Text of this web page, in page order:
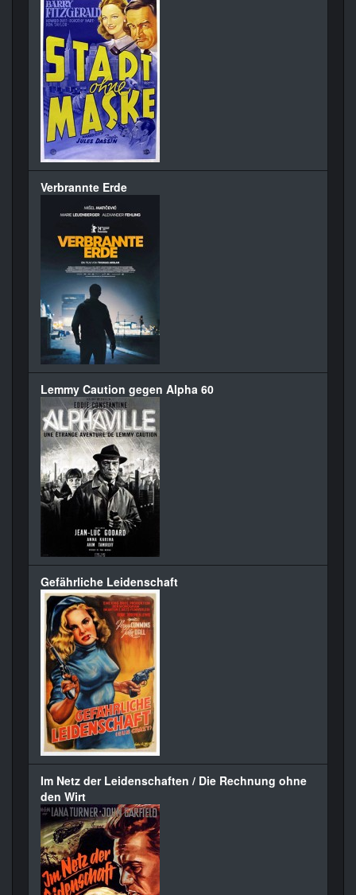
Verbrannte Erde
Lemmy Caution gegen Alpha 60
Gefährliche Leidenschaft
Im Netz der Leidenschaften / Die Rechnung ohne
den Wirt